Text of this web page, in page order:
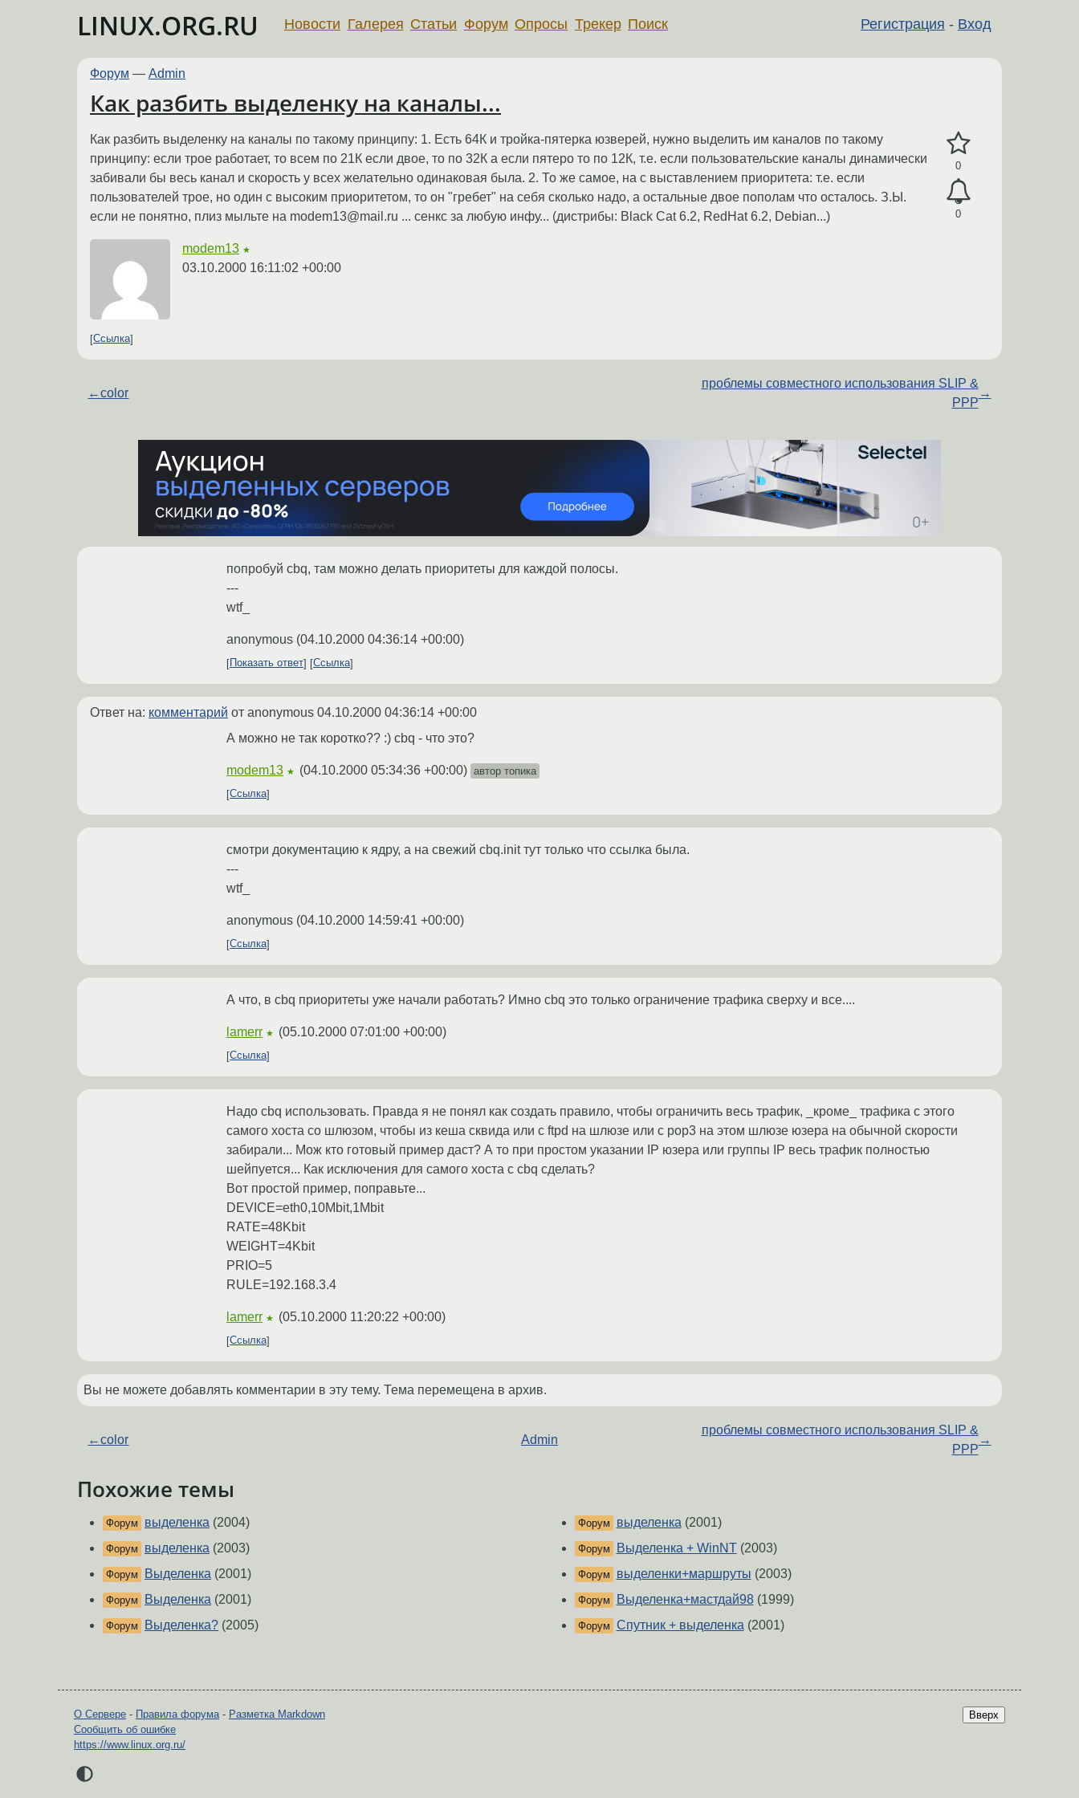
LINUX.ORG.RU Регистрация - Вход
Новости Галерея Статьи Форум Опросы Трекер Поиск
Форум — Admin
Как разбить выделенку на каналы...
0
0
Как разбить выделенку на каналы по такому принципу: 1. Есть 64К и тройка-пятерка юзверей, нужно выделить им каналов по такому
принципу: если трое работает, то всем по 21К если двое, то по 32К а если пятеро то по 12К, т.е. если пользовательские каналы динамически
забивали бы весь канал и скорость у всех желательно одинаковая была. 2. То же самое, на с выставлением приоритета: т.е. если
пользователей трое, но один с высоким приоритетом, то он "гребет" на себя сколько надо, а остальные двое пополам что осталось. З.Ы.
если не понятно, плиз мыльте на modem13@mail.ru ... сенкс за любую инфу... (дистрибы: Black Cat 6.2, RedHat 6.2, Debian...)
modem13 ★
03.10.2000 16:11:02 +00:00
Ссылка
←color
проблемы совместного использования SLIP &
PPP
→
попробуй cbq, там можно делать приоритеты для каждой полосы.
---
wtf_
anonymous (04.10.2000 04:36:14 +00:00)
Показать ответ Ссылка
Ответ на: комментарий от anonymous 04.10.2000 04:36:14 +00:00
А можно не так коротко?? :) cbq - что это?
modem13 ★ (04.10.2000 05:34:36 +00:00) автор топика
Ссылка
смотри документацию к ядру, а на свежий cbq.init тут только что ссылка была.
---
wtf_
anonymous (04.10.2000 14:59:41 +00:00)
Ссылка
А что, в cbq приоритеты уже начали работать? Имно cbq это только ограничение трафика сверху и все....
lamerr ★ (05.10.2000 07:01:00 +00:00)
Ссылка
Надо cbq использовать. Правда я не понял как создать правило, чтобы ограничить весь трафик, _кроме_ трафика с этого
самого хоста со шлюзом, чтобы из кеша сквида или с ftpd на шлюзе или с pop3 на этом шлюзе юзера на обычной скорости
забирали... Мож кто готовый пример даст? А то при простом указании IP юзера или группы IP весь трафик полностью
шейпуется... Как исключения для самого хоста с cbq сделать?
Вот простой пример, поправьте...
DEVICE=eth0,10Mbit,1Mbit
RATE=48Kbit
WEIGHT=4Kbit
PRIO=5
RULE=192.168.3.4
lamerr ★ (05.10.2000 11:20:22 +00:00)
Ссылка
Вы не можете добавлять комментарии в эту тему. Тема перемещена в архив.
←color Admin
проблемы совместного использования SLIP &
PPP
→
Похожие темы
Форум выделенка (2004)
Форум выделенка (2003)
Форум Выделенка (2001)
Форум Выделенка (2001)
Форум Выделенка? (2005)
Форум выделенка(2001)
Форум Выделенка + WinNT (2003)
Форум выделенки+маршруты (2003)
Форум Выделенка+мастдай98(1999)
Форум Спутник + выделенка(2001)
Вверх
О Сервере - Правила форума- Разметка Markdown
Сообщить об ошибке
https://www.linux.org.ru/